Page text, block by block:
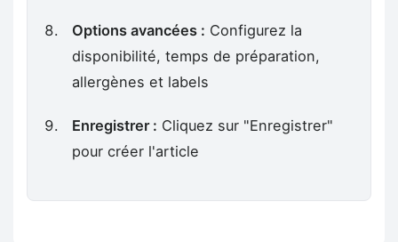
Options avancées : Configurez la
disponibilité, temps de préparation,
allergènes et labels
Enregistrer : Cliquez sur "Enregistrer"
pour créer l'article